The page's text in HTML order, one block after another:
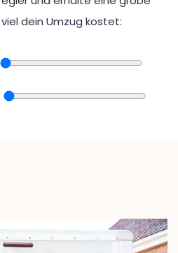
dein Umzug kostet: